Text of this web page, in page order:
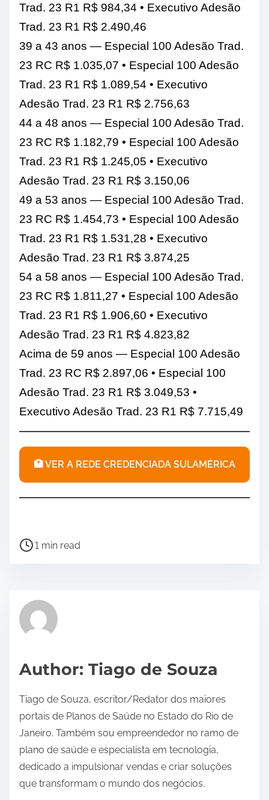
Trad. 23 R1 R$ 984,34 • Executivo Adesão
Trad. 23 R1 R$ 2.490,46
39 a 43 anos — Especial 100 Adesão Trad.
23 RC R$ 1.035,07 • Especial 100 Adesão
Trad. 23 R1 R$ 1.089,54 • Executivo
Adesão Trad. 23 R1 R$ 2.756,63
44 a 48 anos — Especial 100 Adesão Trad.
23 RC R$ 1.182,79 • Especial 100 Adesão
Trad. 23 R1 R$ 1.245,05 • Executivo
Adesão Trad. 23 R1 R$ 3.150,06
49 a 53 anos — Especial 100 Adesão Trad.
23 RC R$ 1.454,73 • Especial 100 Adesão
Trad. 23 R1 R$ 1.531,28 • Executivo
Adesão Trad. 23 R1 R$ 3.874,25
54 a 58 anos — Especial 100 Adesão Trad.
23 RC R$ 1.811,27 • Especial 100 Adesão
Trad. 23 R1 R$ 1.906,60 • Executivo
Adesão Trad. 23 R1 R$ 4.823,82
Acima de 59 anos — Especial 100 Adesão
Trad. 23 RC R$ 2.897,06 • Especial 100
Adesão Trad. 23 R1 R$ 3.049,53 •
Executivo Adesão Trad. 23 R1 R$ 7.715,49
🏥 VER A REDE CREDENCIADA SULAMÉRICA
P
r
e
t
i
e
1 min read
Author: Tiago de Souza
Tiago de Souza, escritor/Redator dos maiores
portais de Planos de Saúde no Estado do Rio de
Janeiro. Também sou empreendedor no ramo de
plano de saúde e especialista em tecnologia,
dedicado a impulsionar vendas e criar soluções
que transformam o mundo dos negócios.